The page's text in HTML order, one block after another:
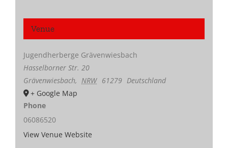
Venue
Jugendherberge Grävenwiesbach
Hasselborner Str. 20
Grävenwiesbach, NRW 61279 Deutschland
+ Google Map
Phone
06086520
View Venue Website